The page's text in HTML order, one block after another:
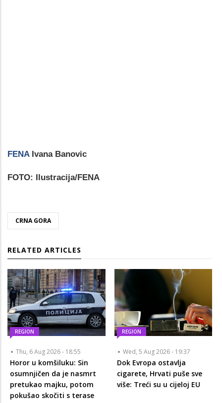
FENAIvana Banovic
FOTO: Ilustracija/FENA
CRNA GORA
RELATED ARTICLES
REGION
Thu, 6 Aug 2026 - 18:55
Horor u komšiluku: Sin
osumnjičen da je nasmrt
pretukao majku, potom
pokušao skočiti s terase
REGION
Wed, 5 Aug 2026 - 19:37
Dok Evropa ostavlja
cigarete, Hrvati puše sve
više: Treći su u cijeloj EU